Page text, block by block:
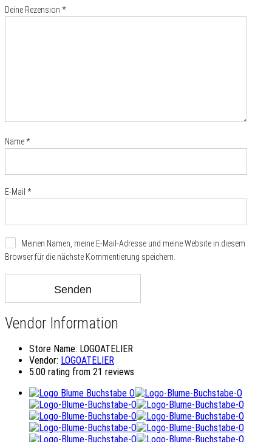
Deine Rezension *
Name*
E-Mail *
Meinen Namen, meine E-Mail-Adresse und meine Website in diesem
Browser für die nächste Kommentierung speichern.
Vendor Information
Store Name: LOGOATELIER
Vendor: LOGOATELIER
5.00 rating from 21 reviews